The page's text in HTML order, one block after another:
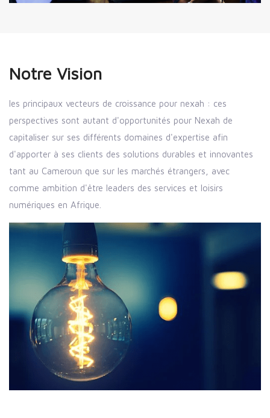
Notre Vision
les principaux vecteurs de croissance pour nexah : ces
perspectives sont autant d'opportunités pour Nexah de
capitaliser sur ses différents domaines d'expertise afin
d'apporter à ses clients des solutions durables et innovantes
tant au Cameroun que sur les marchés étrangers, avec
comme ambition d'être leaders des services et loisirs
numériques en Afrique.